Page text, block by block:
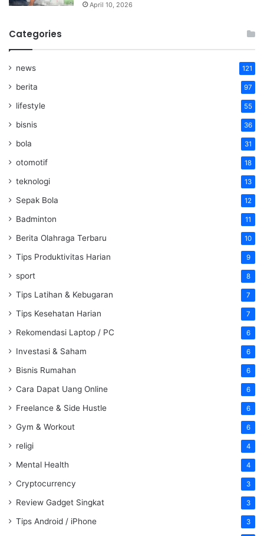
April 10, 2026
Categories
news 121
berita 97
lifestyle 55
bisnis 36
bola 31
otomotif 18
teknologi 13
Sepak Bola 12
Badminton 11
Berita Olahraga Terbaru 10
Tips Produktivitas Harian 9
sport 8
Tips Latihan & Kebugaran 7
Tips Kesehatan Harian 7
Rekomendasi Laptop / PC 6
Investasi & Saham 6
Bisnis Rumahan 6
Cara Dapat Uang Online 6
Freelance & Side Hustle 6
Gym & Workout 6
religi 4
Mental Health 4
Cryptocurrency 3
Review Gadget Singkat 3
Tips Android / iPhone 3